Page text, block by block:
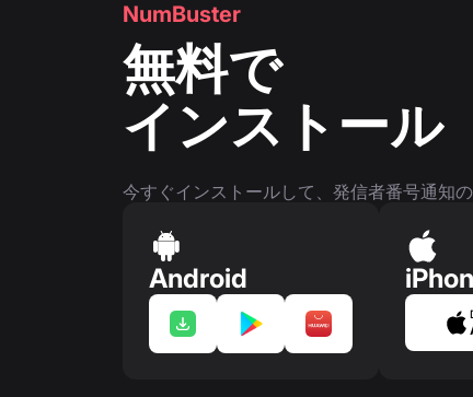
NumBuster
無料で
インストール
今すぐインストールして、発信者番号通知
Android